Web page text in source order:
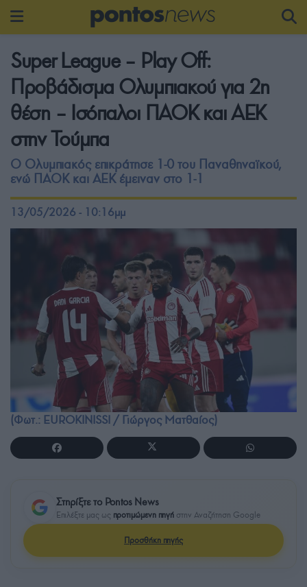
Super League – Play Off:
Προβάδισμα Ολυμπιακού για 2η
θέση – Ισόπαλοι ΠΑΟΚ και ΑΕΚ
στην Τούμπα
Ο Ολυμπιακός επικράτησε 1-0 του Παναθηναϊκού,
ενώ ΠΑΟΚ και ΑΕΚ έμειναν στο 1-1
13/05/2026 - 10:16μμ
(Φωτ.: EUROKINISSI / Γιώργος Ματθαίος)
Στηρίξτε το Pontos News
Επιλέξτε μας ως προτιμώμενη πηγή στην Αναζήτηση Google
Προσθήκη πηγής